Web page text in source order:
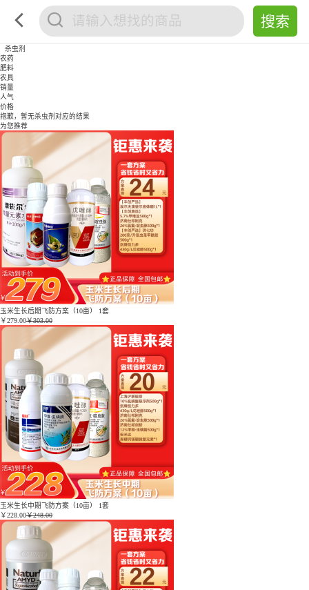
杀虫剂
农药
肥料
农具
销量
人气
价格
抱歉，暂无杀虫剂对应的结果
为您推荐
玉米生长后期飞防方案（10亩） 1套
￥279.00￥303.00
玉米生长中期飞防方案（10亩） 1套
￥228.00￥248.00